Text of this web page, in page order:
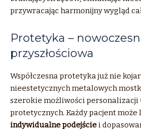
przywracając harmonijny wygląd
Protetyka –
przyszłościowa
Współczesna protetyka już nie
nieestetycznych metalowych
szerokie możliwości personalizacji
protetycznych. Każdy pacjent może
indywidualne podejście i